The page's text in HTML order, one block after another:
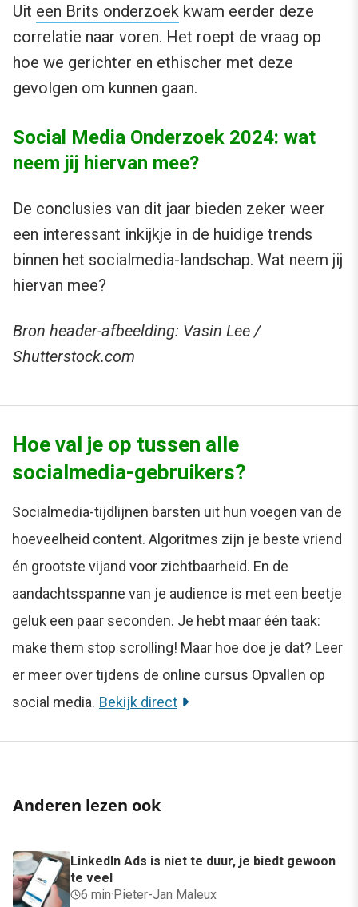
Uit een Brits onderzoek kwam eerder deze
correlatie naar voren. Het roept de vraag op
hoe we gerichter en ethischer met deze
gevolgen om kunnen gaan.
Social Media Onderzoek 2024: wat
neem jij hiervan mee?
De conclusies van dit jaar bieden zeker weer
een interessant inkijkje in de huidige trends
binnen het socialmedia-landschap. Wat neem jij
hiervan mee?
Bron header-afbeelding: Vasin Lee /
Shutterstock.com
Hoe val je op tussen alle
socialmedia-gebruikers?
Socialmedia-tijdlijnen barsten uit hun voegen van de
hoeveelheid content. Algoritmes zijn je beste vriend
én grootste vijand voor zichtbaarheid. En de
aandachtsspanne van je audience is met een beetje
geluk een paar seconden. Je hebt maar één taak:
make them stop scrolling! Maar hoe doe je dat? Leer
er meer over tijdens de online cursus Opvallen op
social media. Bekijk direct
Anderen lezen ook
LinkedIn Ads is niet te duur, je biedt gewoon
te veel
6 min·Pieter-Jan Maleux